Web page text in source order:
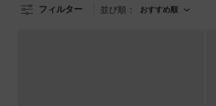
フィルター 並び順： おすすめ順